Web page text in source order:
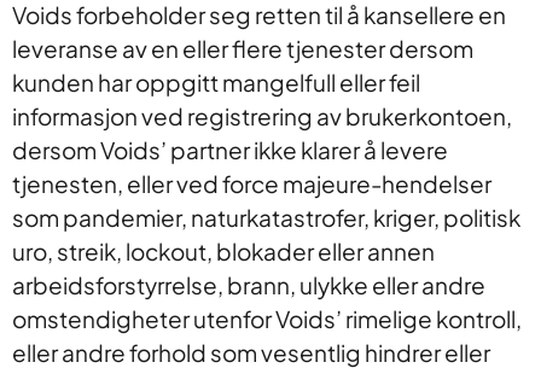
Voids forbeholder seg retten til å kansellere en
leveranse av en eller flere tjenester dersom
kunden har oppgitt mangelfull eller feil
informasjon ved registrering av brukerkontoen,
dersom Voids’ partner ikke klarer å levere
tjenesten, eller ved force majeure-hendelser
som pandemier, naturkatastrofer, kriger, politisk
uro, streik, lockout, blokader eller annen
arbeidsforstyrrelse, brann, ulykke eller andre
omstendigheter utenfor Voids’ rimelige kontroll,
eller andre forhold som vesentlig hindrer eller